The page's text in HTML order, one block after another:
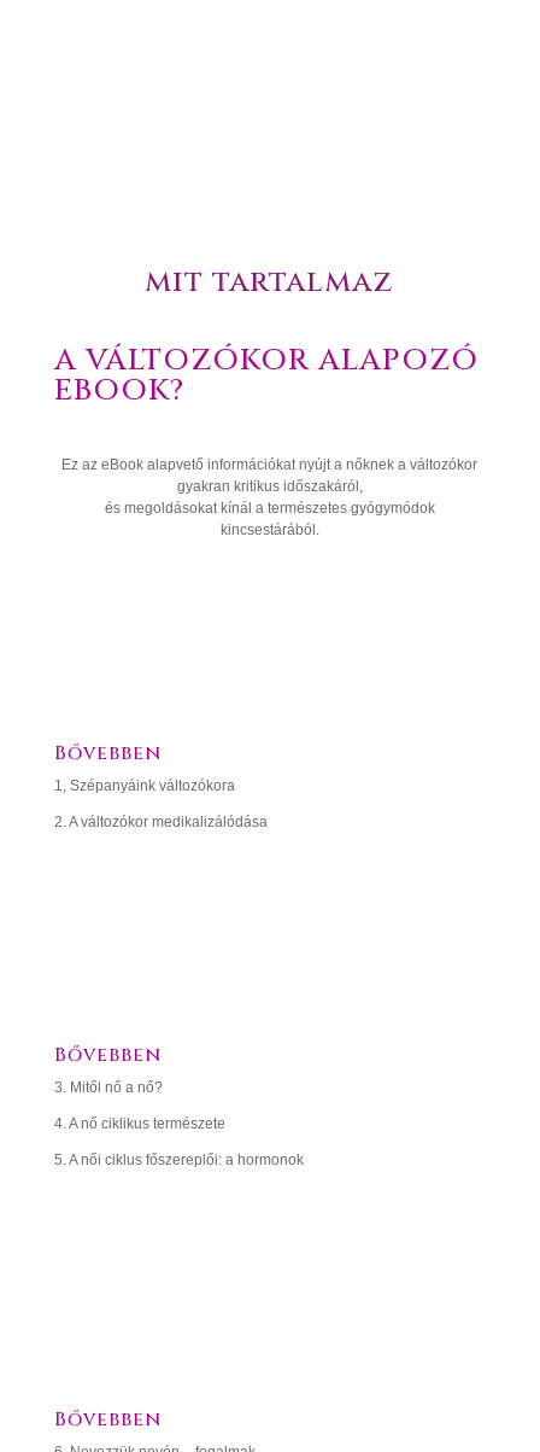
mit tartalmaz
A VÁLTOZÓKOR ALAPOZÓ
EBOOK?
Ez az eBook alapvető információkat nyújt a nőknek a változókor
gyakran kritikus időszakáról,
és megoldásokat kínál a természetes gyógymódok
kincsestárából.
Bővebben
1, Szépanyáink változókora
2. A változókor medikalizálódása
Bővebben
3. Mitől nő a nő?
4. A nő ciklikus természete
5. A női ciklus főszereplői: a hormonok
Bővebben